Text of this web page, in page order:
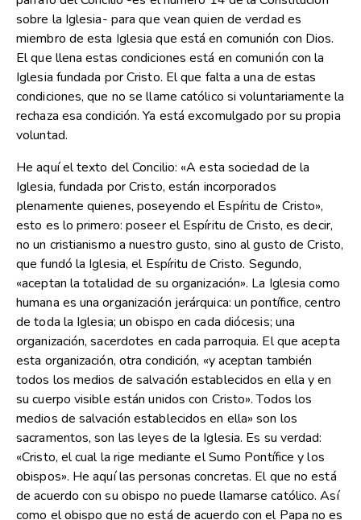
sobre la Iglesia- para que vean quien de verdad es
miembro de esta Iglesia que está en comunión con Dios.
El que llena estas condiciones está en comunión con la
Iglesia fundada por Cristo. El que falta a una de estas
condiciones, que no se llame católico si voluntariamente la
rechaza esa condición. Ya está excomulgado por su propia
voluntad.
He aquí el texto del Concilio: «A esta sociedad de la
Iglesia, fundada por Cristo, están incorporados
plenamente quienes, poseyendo el Espíritu de Cristo»,
esto es lo primero: poseer el Espíritu de Cristo, es decir,
no un cristianismo a nuestro gusto, sino al gusto de Cristo,
que fundó la Iglesia, el Espíritu de Cristo. Segundo,
«aceptan la totalidad de su organización». La Iglesia como
humana es una organización jerárquica: un pontífice, centro
de toda la Iglesia; un obispo en cada diócesis; una
organización, sacerdotes en cada parroquia. El que acepta
esta organización, otra condición, «y aceptan también
todos los medios de salvación establecidos en ella y en
su cuerpo visible están unidos con Cristo». Todos los
medios de salvación establecidos en ella» son los
sacramentos, son las leyes de la Iglesia. Es su verdad:
«Cristo, el cual la rige mediante el Sumo Pontífice y los
obispos». He aquí las personas concretas. El que no está
de acuerdo con su obispo no puede llamarse católico. Así
como el obispo que no está de acuerdo con el Papa no es